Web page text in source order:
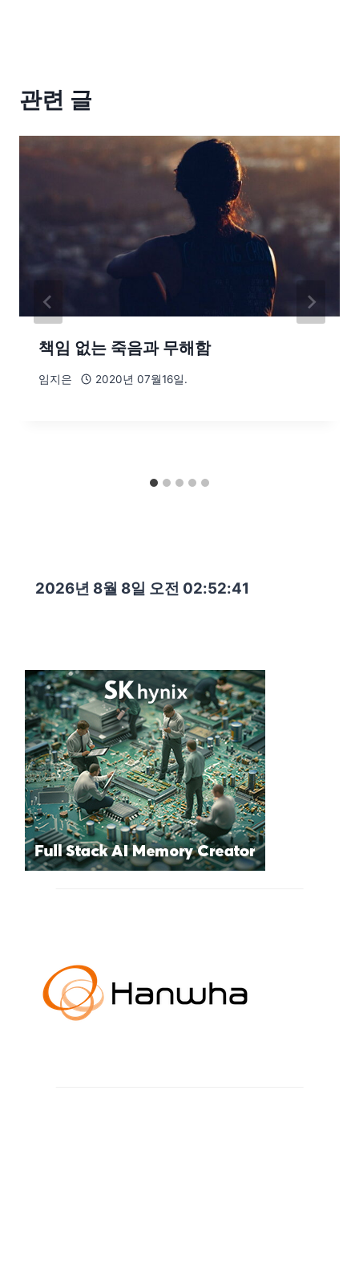
관련 글
책임 없는 죽음과 무해함
임지은 2020년 07월16일.
2026년 8월 8일 오전 02:52:42